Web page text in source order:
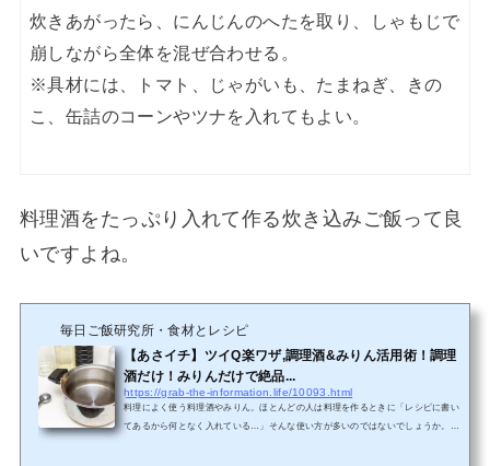
炊きあがったら、にんじんのへたを取り、しゃもじで
崩しながら全体を混ぜ合わせる。
※具材には、トマト、じゃがいも、たまねぎ、きの
こ、缶詰のコーンやツナを入れてもよい。
料理酒をたっぷり入れて作る炊き込みご飯って良
いですよね。
毎日ご飯研究所・食材とレシピ
【あさイチ】ツイQ楽ワザ,調理酒&みりん活用術！調理
酒だけ！みりんだけで絶品...
https://grab-the-information.life/10093.html
料理によく使う料理酒やみりん。ほとんどの人は料理を作るときに「レシピに書い
てあるから何となく入れている…」そんな使い方が多いのではないでしょうか。